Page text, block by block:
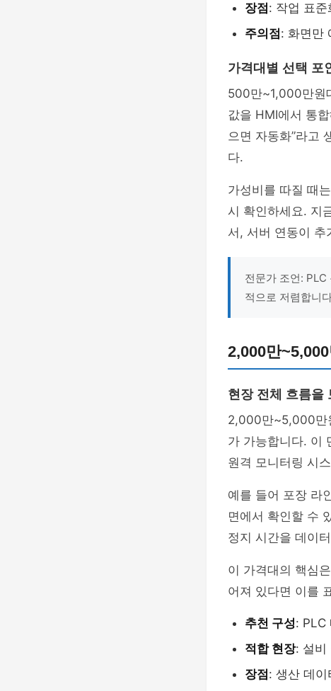
장점: 작업 표
주의점: 화면만
가격대별 선택 포
500만~1,000만원
값을 HMI에서 통
으면 자동화”라고
다.
가성비를 따질 때
시 확인하세요. 지
서, 서버 연동이 추
전문가 조언:
적으로 저렴합니
2,000만
현장 전체 흐름을
2,000만~5,000만
가 가능합니다. 이
원격 모니터링 시
예를 들어 포장 라
면에서 확인할 수
정지 시간을 데이
이 가격대의 핵심
어져 있다면 이를
추천 구성: PLC
적합 현장: 설비
장점: 생산 데